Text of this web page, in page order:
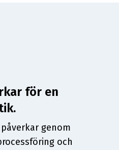
för en
genom
och